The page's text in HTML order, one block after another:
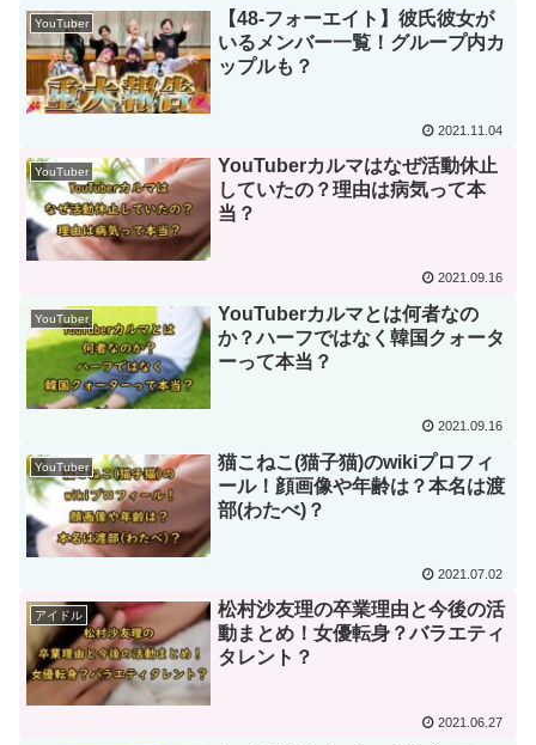
YouTuber
【48-フォーエイト】彼氏彼女が
いるメンバー一覧！グループ内カ
ップルも？
2021.11.04
YouTuber
YouTuberカルマはなぜ活動休止
していたの？理由は病気って本
当？
2021.09.16
YouTuber
YouTuberカルマとは何者なの
か？ハーフではなく韓国クォータ
ーって本当？
2021.09.16
YouTuber
猫こねこ(猫子猫)のwikiプロフィ
ール！顔画像や年齢は？本名は渡
部(わたべ)？
2021.07.02
アイドル
松村沙友理の卒業理由と今後の活
動まとめ！女優転身？バラエティ
タレント？
2021.06.27